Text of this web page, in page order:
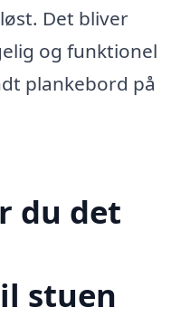
Det bliver
og funktionel
plankebord på
du det
stuen